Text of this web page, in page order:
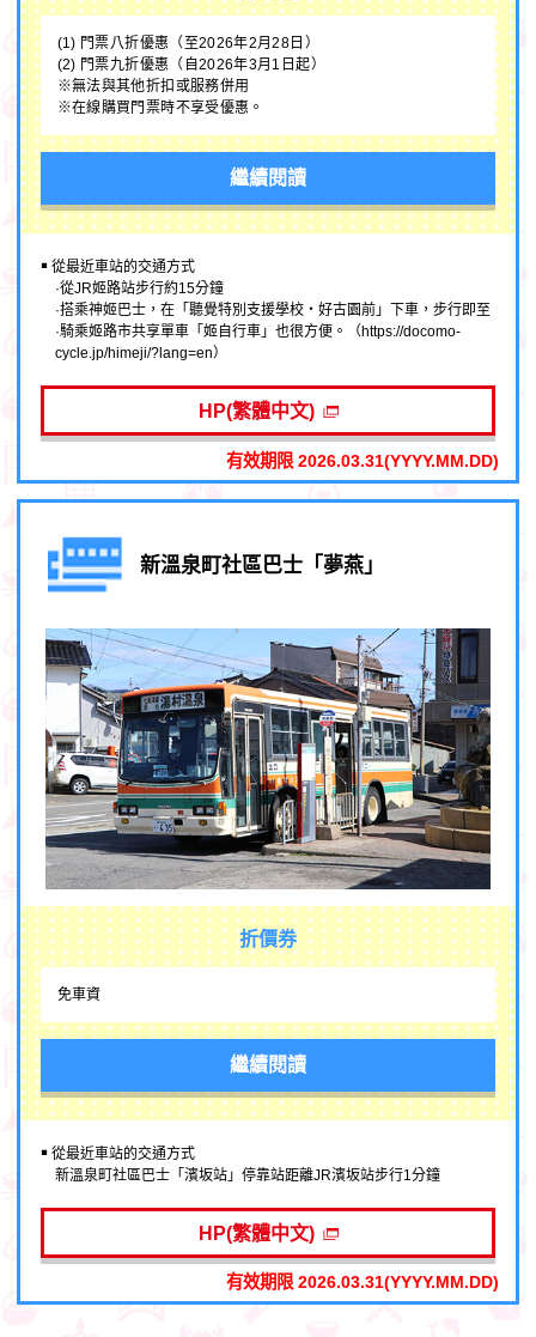
(1) 門票八折優惠（至2026年2月28日）
(2) 門票九折優惠（自2026年3月1日起）
※無法與其他折扣或服務併用
※在線購買門票時不享受優惠。
繼續閱讀
￭ 從最近車站的交通方式
·從JR姬路站步行約15分鐘
·搭乘神姬巴士，在「聽覺特別支援學校・好古園前」下車，步行即至
·騎乘姬路市共享單車「姬自行車」也很方便。（https://docomo-
cycle.jp/himeji/?lang=en）
HP(繁體中文)
有效期限 2026.03.31(YYYY.MM.DD)
新溫泉町社區巴士「夢燕」
折價券
免車資
繼續閱讀
￭ 從最近車站的交通方式
新溫泉町社區巴士「濱坂站」停靠站距離JR濱坂站步行1分鐘
HP(繁體中文)
有效期限 2026.03.31(YYYY.MM.DD)